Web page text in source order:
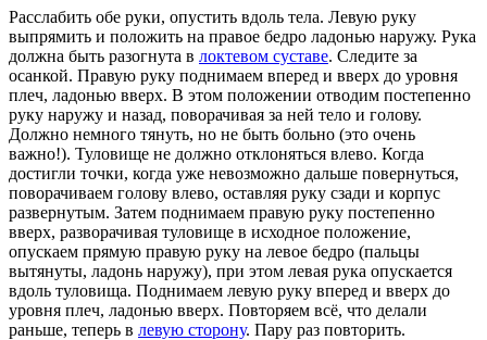
Расслабить обе руки, опустить вдоль тела. Левую руку
выпрямить и положить на правое бедро ладонью наружу. Рука
должна быть разогнута в локтевом суставе. Следите за
осанкой. Правую руку поднимаем вперед и вверх до уровня
плеч, ладонью вверх. В этом положении отводим постепенно
руку наружу и назад, поворачивая за ней тело и голову.
Должно немного тянуть, но не быть больно (это очень
важно!). Туловище не должно отклоняться влево. Когда
достигли точки, когда уже невозможно дальше повернуться,
поворачиваем голову влево, оставляя руку сзади и корпус
развернутым. Затем поднимаем правую руку постепенно
вверх, разворачивая туловище в исходное положение,
опускаем прямую правую руку на левое бедро (пальцы
вытянуты, ладонь наружу), при этом левая рука опускается
вдоль туловища. Поднимаем левую руку вперед и вверх до
уровня плеч, ладонью вверх. Повторяем всё, что делали
раньше, теперь в левую сторону. Пару раз повторить.